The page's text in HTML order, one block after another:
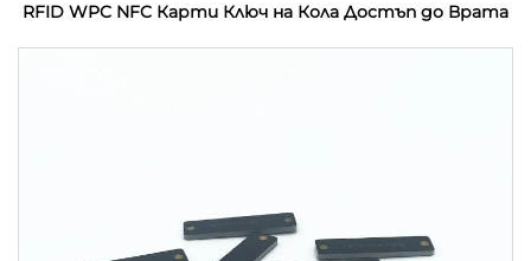
RFID WPC NFC Карти Ключ на Кола Достъп до Врата